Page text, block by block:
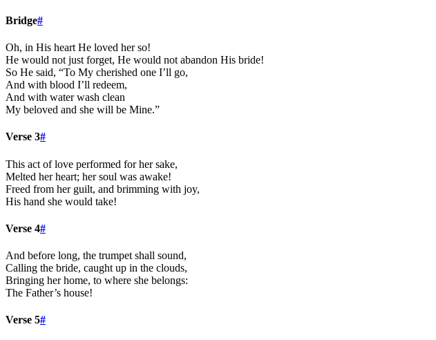
Bridge#
Oh, in His heart He loved her so!
He would not just forget, He would not abandon His bride!
So He said, “To My cherished one I’ll go,
And with blood I’ll redeem,
And with water wash clean
My beloved and she will be Mine.”
Verse 3#
This act of love performed for her sake,
Melted her heart; her soul was awake!
Freed from her guilt, and brimming with joy,
His hand she would take!
Verse 4#
And before long, the trumpet shall sound,
Calling the bride, caught up in the clouds,
Bringing her home, to where she belongs:
The Father’s house!
Verse 5#